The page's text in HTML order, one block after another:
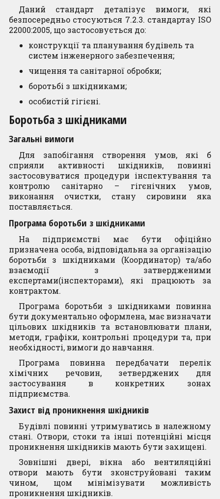
Даний стандарт деталізує вимоги, які
безпосередньо стосуються 7.2.3. стандартау ISO
22000:2005, що застосовується до:
конструкції та планування будівель та
систем інженерного забезпечення;
чищення та санітарної обробки;
боротьбі з шкідниками;
особистій гігієні.
Боротьба з шкідниками
Загальні вимоги
Для запобігання створення умов, які б
сприяли активності шкідників, повинні
застосовуватися процедури інспектування та
контролю санітарно – гігєнічних умов,
виконання очистки, стану сировини яка
поставляється.
Програма боротьби з шкідниками
На підприємстві має бути офіційно
призначена особа, відповідальна за організацію
боротьби з шкідниками (Координатор) та/або
взаємодії з затвердженими
експертами(інспекторами), які працюють за
контрактом.
Програма боротьби з шкідниками повинна
бути документально оформлена, має визначати
цільових шкідників та встановлювати плани,
методи, графіки, контрольні процедури та, при
необхідності, вимоги до навчання.
Програма повинна передбачати перелік
хімічних речовин, зетверджених для
застосування в конкретних зонах
підприємства.
Захист від проникнення шкідників
Будівлі повинні утримуватись в належному
стані. Отвори, стоки та інші потенційні місця
проникнення шкідників мають бути захищені.
Зовнішні двері, вікна або вентиляційні
отвори мають бути зконструйовані таким
чином, щом мінімізувати можливість
проникнення шкідників.